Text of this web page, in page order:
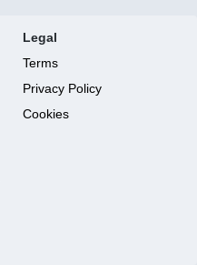
Legal
Terms
Privacy Policy
Cookies